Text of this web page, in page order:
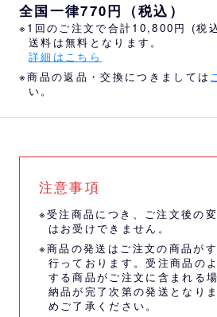
全国一律770円（税込）
※1回のご注文で合計10,800円 (税
送料は無料となります。
詳細はこちら
※商品の返品・交換につきましては
い。
注意事項
※受注商品につき、ご注文後の
はお受けできません。
※商品の発送はご注文の商品が
行っております。受注商品の
する商品がご注文に含まれる
納品が完了次第の発送となり
めご了承ください。